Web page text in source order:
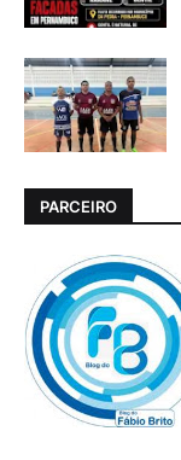
PARCEIRO